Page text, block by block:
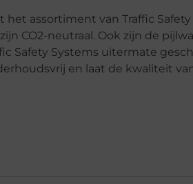
assortiment van Traffic
CO2-neutraal. Ook zijn de
Safety Systems uitermate
en laat de kwaliteit